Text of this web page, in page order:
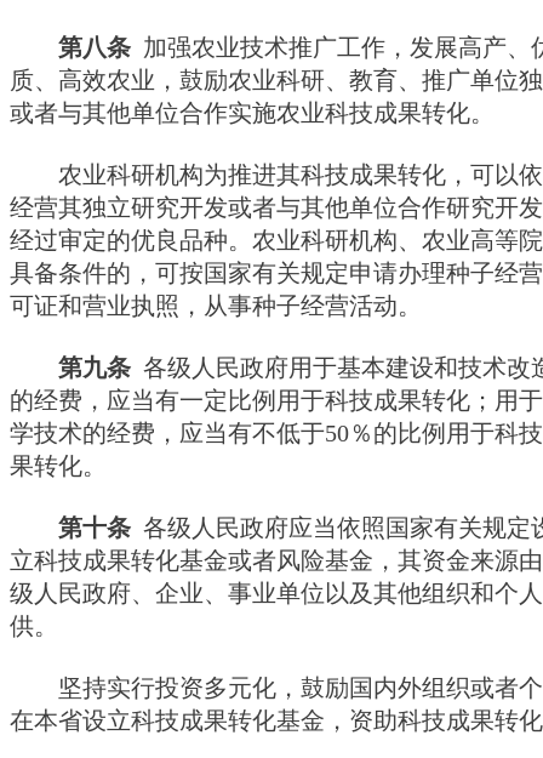
第八条 加强农业技术推广工作，发展高产、
质、高效农业，鼓励农业科研、教育、推广单位
或者与其他单位合作实施农业科技成果转化。
农业科研机构为推进其科技成果转化，可以
经营其独立研究开发或者与其他单位合作研究开
经过审定的优良品种。农业科研机构、农业高等
具备条件的，可按国家有关规定申请办理种子经
可证和营业执照，从事种子经营活动。
第九条 各级人民政府用于基本建设和技术改
的经费，应当有一定比例用于科技成果转化；用
学技术的经费，应当有不低于50％的比例用于科
果转化。
第十条 各级人民政府应当依照国家有关规定
立科技成果转化基金或者风险基金，其资金来源
级人民政府、企业、事业单位以及其他组织和个
供。
坚持实行投资多元化，鼓励国内外组织或者
在本省设立科技成果转化基金，资助科技成果转